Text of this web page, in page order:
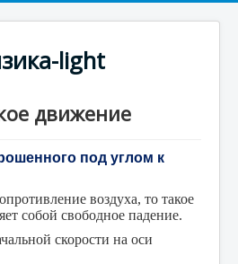
light
движение
под углом к
воздуха, то такое
собой свободное падение.
скорости на оси